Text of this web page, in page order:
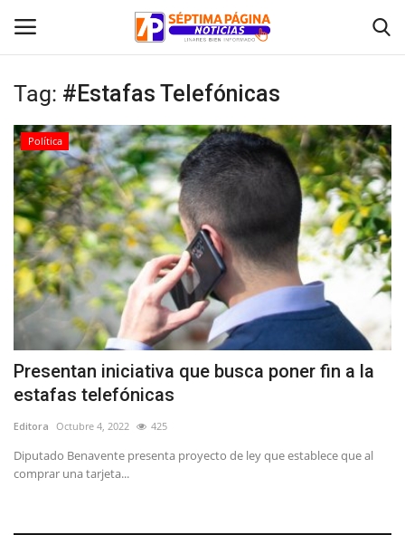
Inicio
Crónica
Policial
Tribunales
Deporte
Política
Espectáculos
Tag: #Estafas Telefónicas
Política
Presentan iniciativa que busca poner fin a la
estafas telefónicas
Editora Octubre 4, 2022 425
Diputado Benavente presenta proyecto de ley que establece que al
comprar una tarjeta...